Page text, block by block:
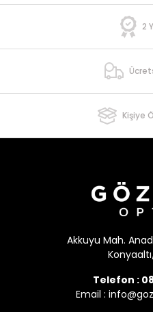
2
Kişiye
Akkuyu Mah.
Telefon :
Email :